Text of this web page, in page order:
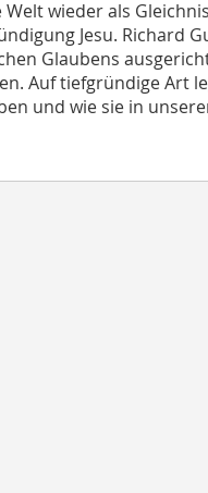
wieder als
Jesu. Richard
Glaubens
Auf tiefgründige Art
und wie sie in